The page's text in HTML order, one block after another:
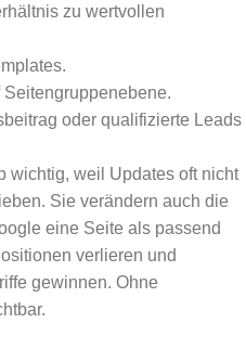
zu wertvollen
oder qualifizierte Leads
wichtig, weil Updates oft nicht
Sie verändern auch die
eine Seite als passend
verlieren und
gewinnen. Ohne